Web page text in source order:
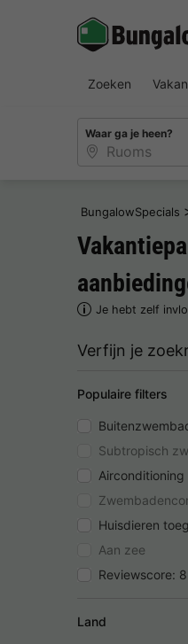
Zoeken
Waar ga je heen?
BungalowSpecials
Je hebt zelf
Verfijn je
Populaire filters
Subtropisch
Airconditioning
Huisdieren
Aan zee
Reviewscore:
Land